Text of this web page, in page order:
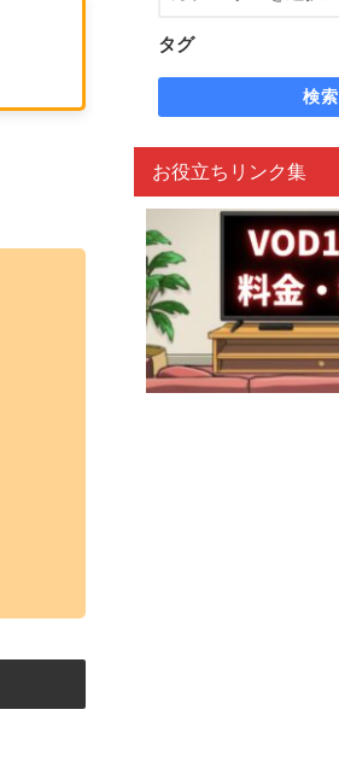
タグ
検索
お役立ちリンク集